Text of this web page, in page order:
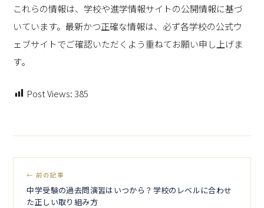
これらの情報は、学校や進学情報サイトの公開情報に基づ
いています。最新かつ正確な情報は、必ず各学校の公式ウ
ェブサイトでご確認いただくよう重ねてお願い申し上げま
す。
Post Views: 385
← 前の記事
中学受験の過去問演習はいつから？学校のレベルに合わせ
た正しい取り組み方